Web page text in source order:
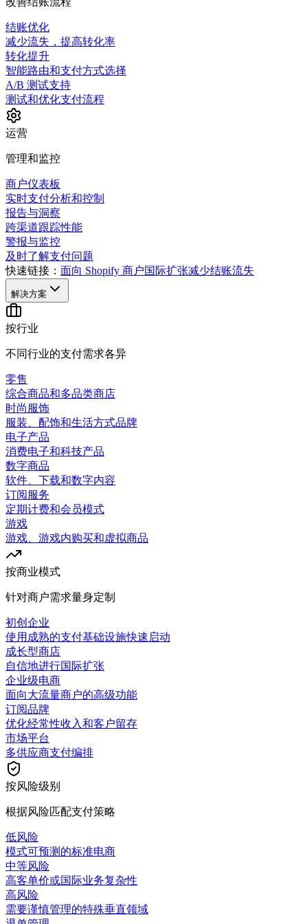
结账优化
减少流失，提高转化率
转化提升
智能路由和支付方式选择
A/B 测试支持
测试和优化支付流程
运营
管理和监控
商户仪表板
实时支付分析和控制
报告与洞察
跨渠道跟踪性能
警报与监控
及时了解支付问题
快速链接： 面向 Shopify 商户国际扩张减少结账流失
解决方案
按行业
不同行业的支付需求各异
零售
综合商品和多品类商店
时尚服饰
服装、配饰和生活方式品牌
电子产品
消费电子和科技产品
数字商品
软件、下载和数字内容
订阅服务
定期计费和会员模式
游戏
游戏、游戏内购买和虚拟商品
按商业模式
针对商户需求量身定制
初创企业
使用成熟的支付基础设施快速启动
成长型商店
自信地进行国际扩张
企业级电商
面向大流量商户的高级功能
订阅品牌
优化经常性收入和客户留存
市场平台
多供应商支付编排
按风险级别
根据风险匹配支付策略
低风险
模式可预测的标准电商
中等风险
高客单价或国际业务复杂性
高风险
需要谨慎管理的特殊垂直领域